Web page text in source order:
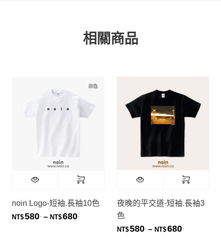
相關商品
noin Logo-短袖.長袖10色
NT$580 – NT$680價格範圍：NT$580. 到 NT$680.
夜晚的平交道-短袖.長袖3
色
NT$580 – NT$680